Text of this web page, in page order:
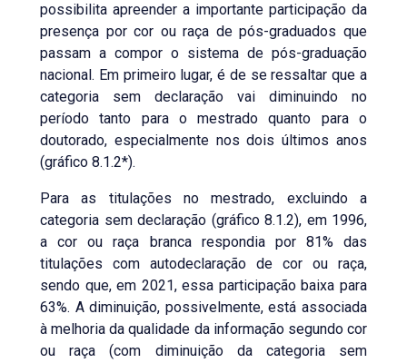
possibilita apreender a importante participação da
presença por cor ou raça de pós-graduados que
passam a compor o sistema de pós-graduação
nacional. Em primeiro lugar, é de se ressaltar que a
categoria sem declaração vai diminuindo no
período tanto para o mestrado quanto para o
doutorado, especialmente nos dois últimos anos
(gráfico 8.1.2*).
Para as titulações no mestrado, excluindo a
categoria sem declaração (gráfico 8.1.2), em 1996,
a cor ou raça branca respondia por 81% das
titulações com autodeclaração de cor ou raça,
sendo que, em 2021, essa participação baixa para
63%. A diminuição, possivelmente, está associada
à melhoria da qualidade da informação segundo cor
ou raça (com diminuição da categoria sem